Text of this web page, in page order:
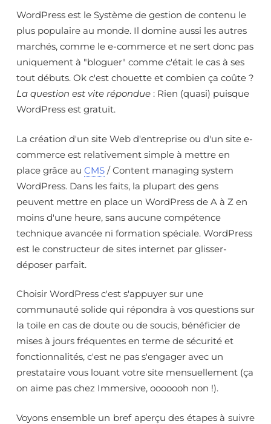
WordPress est le Système de gestion de contenu le
plus populaire au monde. Il domine aussi les autres
marchés, comme le e-commerce et ne sert donc pas
uniquement à "bloguer" comme c'était le cas à ses
tout débuts. Ok c'est chouette et combien ça coûte ?
La question est vite répondue : Rien (quasi) puisque
WordPress est gratuit.
La création d'un site Web d'entreprise ou d'un site e-
commerce est relativement simple à mettre en
place grâce au CMS / Content managing system
WordPress. Dans les faits, la plupart des gens
peuvent mettre en place un WordPress de A à Z en
moins d'une heure, sans aucune compétence
technique avancée ni formation spéciale. WordPress
est le constructeur de sites internet par glisser-
déposer parfait.
Choisir WordPress c'est s'appuyer sur une
communauté solide qui répondra à vos questions sur
la toile en cas de doute ou de soucis, bénéficier de
mises à jours fréquentes en terme de sécurité et
fonctionnalités, c'est ne pas s'engager avec un
prestataire vous louant votre site mensuellement (ça
on aime pas chez Immersive, ooooooh non !).
Voyons ensemble un bref aperçu des étapes à suivre